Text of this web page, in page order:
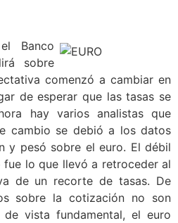
Banco
sobre
comenzó a cambiar en
de esperar que las tasas se
hay varios analistas que
cambio se debió a los datos
y pesó sobre el euro. El débil
lo que llevó a retroceder al
de un recorte de tasas. De
sobre la cotización no son
vista fundamental, el euro